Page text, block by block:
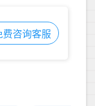
费咨询客服